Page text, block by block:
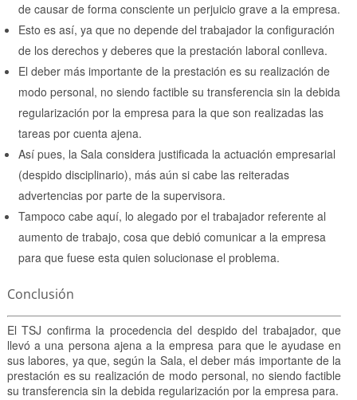
de causar de forma consciente un perjuicio grave a la empresa.
Esto es así, ya que no depende del trabajador la configuración
de los derechos y deberes que la prestación laboral conlleva.
El deber más importante de la prestación es su realización de
modo personal, no siendo factible su transferencia sin la debida
regularización por la empresa para la que son realizadas las
tareas por cuenta ajena.
Así pues, la Sala considera justificada la actuación empresarial
(despido disciplinario), más aún si cabe las reiteradas
advertencias por parte de la supervisora.
Tampoco cabe aquí, lo alegado por el trabajador referente al
aumento de trabajo, cosa que debió comunicar a la empresa
para que fuese esta quien solucionase el problema.
Conclusión
El TSJ confirma la procedencia del despido del trabajador, que
llevó a una persona ajena a la empresa para que le ayudase en
sus labores, ya que, según la Sala, el deber más importante de la
prestación es su realización de modo personal, no siendo factible
su transferencia sin la debida regularización por la empresa para.